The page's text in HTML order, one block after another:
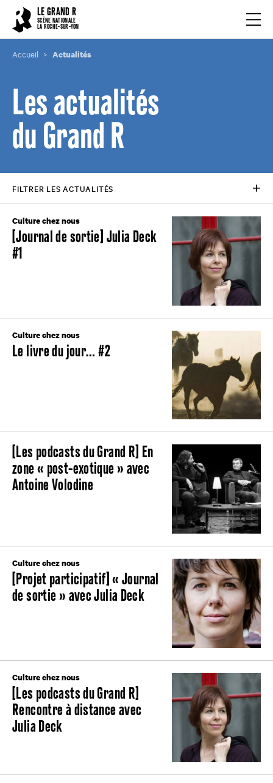
LE GRAND R
SCÈNE NATIONALE
LA ROCHE-SUR-YON
Accueil Actualités
Les actualités
du Grand R
FILTRER LES ACTUALITÉS
Culture chez nous
[Journal de sortie] Julia Deck
#1
Culture chez nous
Le livre du jour… #2
[Les podcasts du Grand R] En
zone « post-exotique » avec
Antoine Volodine
Culture chez nous
[Projet participatif] « Journal
de sortie » avec Julia Deck
Culture chez nous
[Les podcasts du Grand R]
Rencontre à distance avec
Julia Deck
Cookies management panel